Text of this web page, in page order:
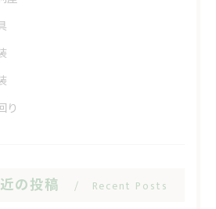
り
の投稿 Recent Posts